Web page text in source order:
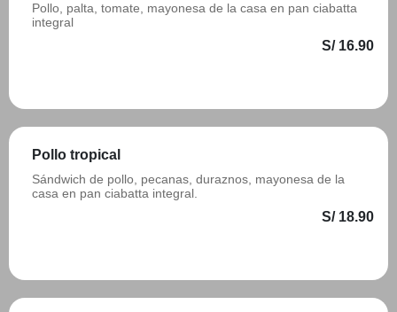
Pollo, palta, tomate, mayonesa de la casa en pan ciabatta
integral
S/ 16.90
Pollo tropical
Sándwich de pollo, pecanas, duraznos, mayonesa de la
casa en pan ciabatta integral.
S/ 18.90